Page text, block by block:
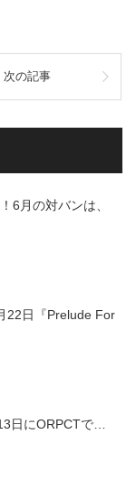
次の記事
6月の対バンは、
22日『Prelude For
日にORPCTで…